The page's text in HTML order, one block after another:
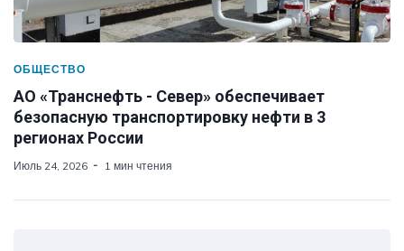
ОБЩЕСТВО
АО «Транснефть - Север» обеспечивает
безопасную транспортировку нефти в 3
регионах России
Июль 24, 2026 1 мин чтения